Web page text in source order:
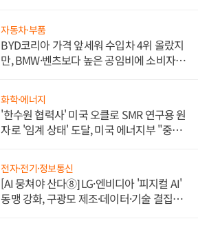
자동차·부품
BYD코리아 가격 앞세워 수입차 4위 올랐지
만, BMW·벤츠보다 높은 공임비에 소비자
화학·에너지
'한수원 협력사' 미국 오클로 SMR 연구용 원
자로 '임계 상태' 도달, 미국 에너지부 "중요
전자·전기·정보통신
[AI 뭉쳐야 산다⑧] LG·엔비디아 '피지컬 AI'
동맹 강화, 구광모 제조·데이터·기술 결집